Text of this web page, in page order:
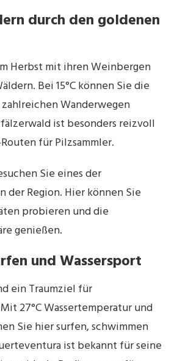
durch den goldenen
Herbst mit ihren Weinbergen
Bei 15°C können Sie die
Wanderwegen
ist besonders reizvoll
für Pilzsammler.
Sie eines der
der Region. Hier können Sie
probieren und die
genießen.
und Wassersport
ein Traumziel für
27°C Wassertemperatur und
Sie hier surfen, schwimmen
ist bekannt für seine